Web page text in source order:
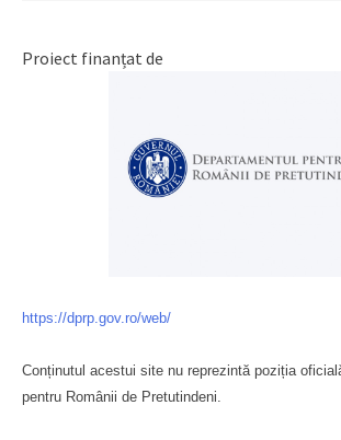
Proiect finanțat de
https://dprp.gov.ro/web/
Conținutul acestui site nu reprezintă poziția
pentru Românii de Pretutindeni.